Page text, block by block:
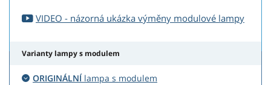
VIDEO - názorná ukázka výměny modulové lampy
Varianty lampy s modulem
ORIGINÁLNÍlampa s modulem